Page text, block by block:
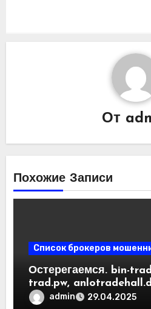
От
Похожие Записи
Список брокеров
Остерегаемся. bin-
trad.pw,
разоблачение
admin 29.04.2025